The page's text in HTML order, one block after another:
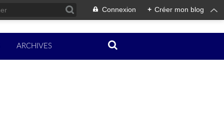
Connexion + Créer mon blog
ARCHIVES